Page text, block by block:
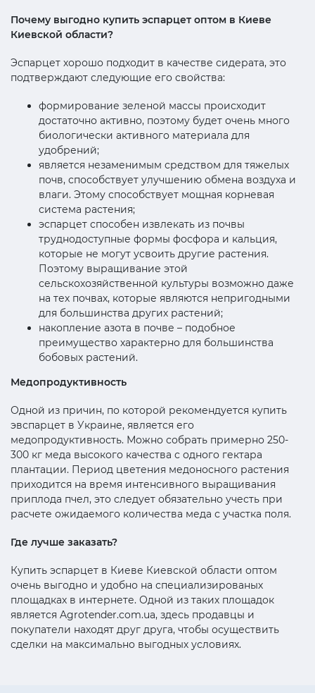
Почему выгодно купить эспарцет оптом в Киеве
Киевской области?
Эспарцет хорошо подходит в качестве сидерата, это
подтверждают следующие его свойства:
формирование зеленой массы происходит
достаточно активно, поэтому будет очень много
биологически активного материала для
удобрений;
является незаменимым средством для тяжелых
почв, способствует улучшению обмена воздуха и
влаги. Этому способствует мощная корневая
система растения;
эспарцет способен извлекать из почвы
труднодоступные формы фосфора и кальция,
которые не могут усвоить другие растения.
Поэтому выращивание этой
сельскохозяйственной культуры возможно даже
на тех почвах, которые являются непригодными
для большинства других растений;
накопление азота в почве – подобное
преимущество характерно для большинства
бобовых растений.
Медопродуктивность
Одной из причин, по которой рекомендуется купить
эвспарцет в Украине, является его
медопродуктивность. Можно собрать примерно 250-
300 кг меда высокого качества с одного гектара
плантации. Период цветения медоносного растения
приходится на время интенсивного выращивания
приплода пчел, это следует обязательно учесть при
расчете ожидаемого количества меда с участка поля.
Где лучше заказать?
Купить эспарцет в Киеве Киевской области оптом
очень выгодно и удобно на специализированых
площадках в интернете. Одной из таких площадок
является Agrotender.com.ua, здесь продавцы и
покупатели находят друг друга, чтобы осуществить
сделки на максимально выгодных условиях.